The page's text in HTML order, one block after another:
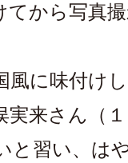
てから写真
に味付け
実来さん（
と習い、は